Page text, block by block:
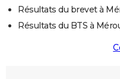
Résultats du brevet à
Résultats du BTS à